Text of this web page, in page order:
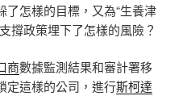
怎樣的目標，又為“生養津
撐政策埋下了怎樣的風險？
商數據監測結果和審計署移
定這樣的公司，進行斯柯達